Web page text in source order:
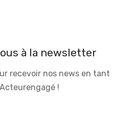
à la newsletter
recevoir nos news en tant
!